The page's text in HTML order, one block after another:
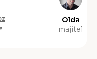
Olda
majitel